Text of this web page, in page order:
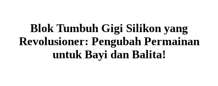
Blok Tumbuh Gigi Silikon yang
Revolusioner: Pengubah Permainan
untuk Bayi dan Balita!